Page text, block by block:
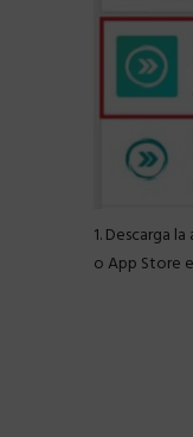
1. Descarga
o App Store